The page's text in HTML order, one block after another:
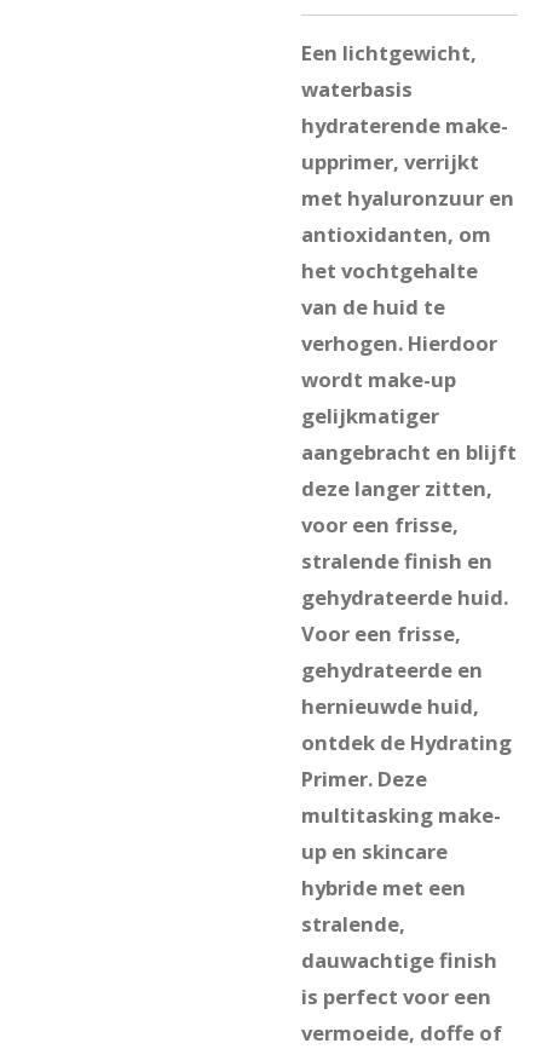
Een lichtgewicht,
waterbasis
hydraterende make-
upprimer, verrijkt
met hyaluronzuur en
antioxidanten, om
het vochtgehalte
van de huid te
verhogen. Hierdoor
wordt make-up
gelijkmatiger
aangebracht en blijft
deze langer zitten,
voor een frisse,
stralende finish en
gehydrateerde huid.
Voor een frisse,
gehydrateerde en
hernieuwde huid,
ontdek de Hydrating
Primer. Deze
multitasking make-
up en skincare
hybride met een
stralende,
dauwachtige finish
is perfect voor een
vermoeide, doffe of